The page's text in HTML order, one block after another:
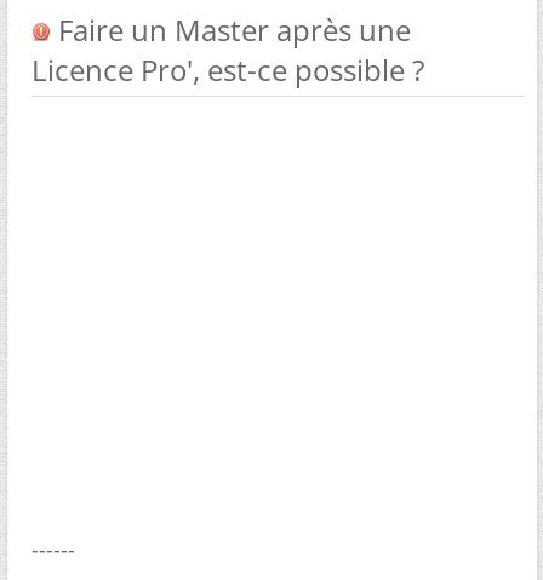
Faire un Master après une
Licence Pro', est-ce possible ?
------